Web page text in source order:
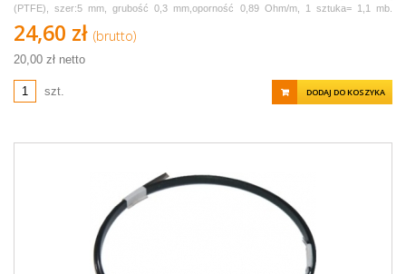
(PTFE), szer:5 mm, grubość 0,3 mm,oporność 0,89 Ohm/m, 1 sztuka= 1,1 mb.
Sprzedawana w odcinkach po 1,1 metra.
24,60 zł (brutto)
20,00 zł netto
szt. DODAJ DO KOSZYKA